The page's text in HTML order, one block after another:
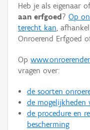
Hergebruik
Aanmelden
Heb je als eigenaar
aan erfgoed ? Op
terecht kan,
Onroerend Erfgoed
Op
vragen over:
de soorten
de
de procedure en
bescherming